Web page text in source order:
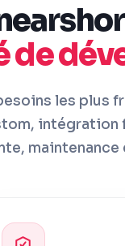
de
les plus